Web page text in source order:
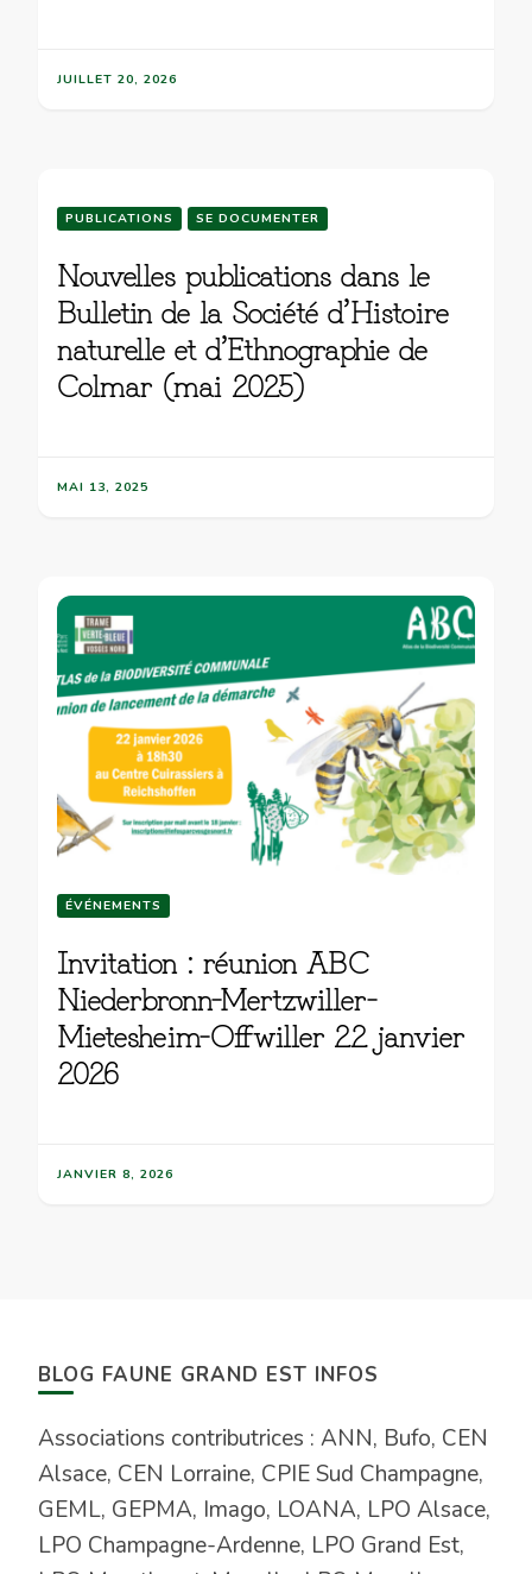
JUILLET 20, 2026
PUBLICATIONS SE DOCUMENTER
Nouvelles publications dans le
Bulletin de la Société d’Histoire
naturelle et d’Ethnographie de
Colmar (mai 2025)
MAI 13, 2025
ÉVÉNEMENTS
Invitation : réunion ABC
Niederbronn-Mertzwiller-
Mietesheim-Offwiller 22 janvier
2026
JANVIER 8, 2026
BLOG FAUNE GRAND EST INFOS
Associations contributrices : ANN, Bufo, CEN
Alsace, CEN Lorraine, CPIE Sud Champagne,
GEML, GEPMA, Imago, LOANA, LPO Alsace,
LPO Champagne-Ardenne, LPO Grand Est,